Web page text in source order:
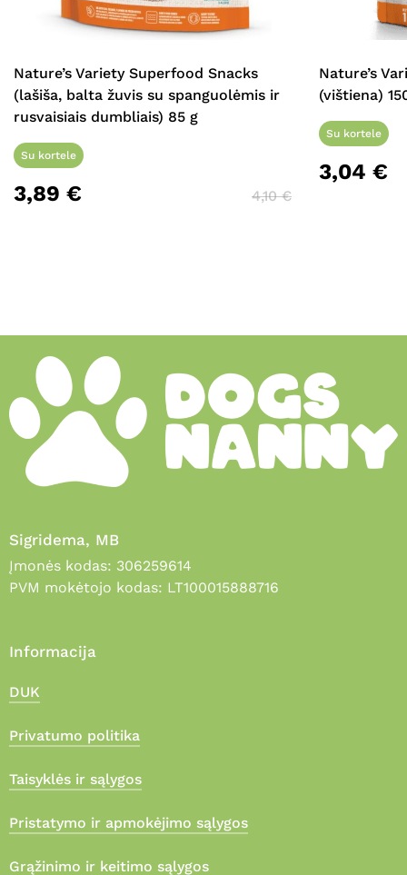
Nature’s Variety Superfood Snacks
(lašiša, balta žuvis su spanguolėmis ir
rusvaisiais dumbliais) 85 g
Su kortele
3,89 € 4,10€
Nature’s
(vištiena)
Su kortele
3,04 €
Sigridema, MB
Įmonės kodas: 306259614
PVM mokėtojo kodas: LT100015888716
Informacija
DUK
Privatumo politika
Taisyklės ir sąlygos
Pristatymo ir apmokėjimo sąlygos
Grąžinimo ir keitimo sąlygos